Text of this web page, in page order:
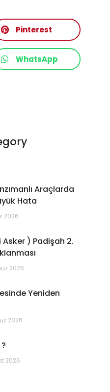
Pinterest
WhatsApp
Araçlarda
Hata
2026
Asker ) Padişah 2.
2026
Yeniden
2026
2026